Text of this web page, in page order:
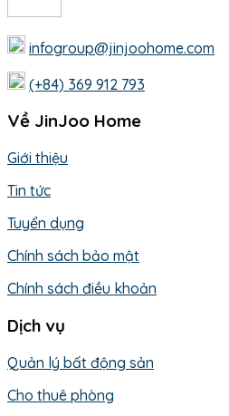
infogroup@jinjoohome.com
(+84) 369 912 793
Về JinJoo Home
Giới thiệu
Tin tức
Tuyển dụng
Chính sách bảo mật
Chính sách điều khoản
Dịch vụ
Quản lý bất động sản
Cho thuê phòng